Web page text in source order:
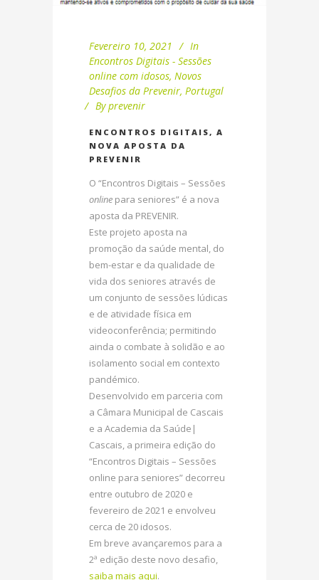
Fevereiro 10, 2021
In
Encontros Digitais - Sessões
online com idosos, Novos
Desafios da Prevenir, Portugal
By prevenir
ENCONTROS DIGITAIS, A
NOVA APOSTA DA
PREVENIR
O “Encontros Digitais – Sessões
online para seniores” é a nova
aposta da PREVENIR.
Este projeto aposta na
promoção da saúde mental, do
bem-estar e da qualidade de
vida dos seniores através de
um conjunto de sessões lúdicas
e de atividade física em
videoconferência; permitindo
ainda o combate à solidão e ao
isolamento social em contexto
pandémico.
Desenvolvido em parceria com
a Câmara Municipal de Cascais
e a Academia da Saúde|
Cascais, a primeira edição do
“Encontros Digitais – Sessões
online para seniores” decorreu
entre outubro de 2020 e
fevereiro de 2021 e envolveu
cerca de 20 idosos.
Em breve avançaremos para a
2ª edição deste novo desafio,
saiba mais aqui.